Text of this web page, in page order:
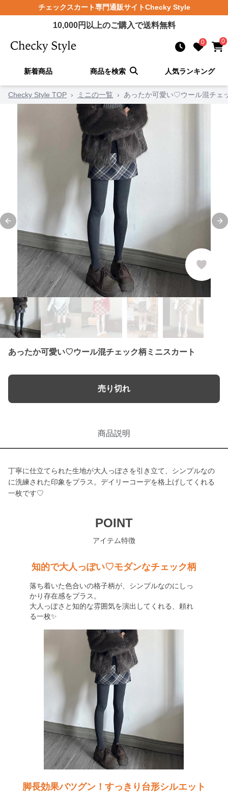
チェックスカート専門通販サイトChecky Style
10,000円以上のご購入で送料無料
0 0
新着商品 商品を検索 人気ランキング
Checky Style TOP › ミニの一覧 › あったか可愛い♡ウール混チェ
Previous slide
あったか可愛い♡ウール混チェック柄ミニスカート
売り切れ
商品説明
丁寧に仕立てられた生地が大人っぽさを引き立て、シンプルなの
に洗練された印象をプラス。デイリーコーデを格上げしてくれる
一枚です♡
POINT
アイテム特徴
知的で大人っぽい♡モダンなチェック柄
落ち着いた色合いの格子柄が、シンプルなのにしっ
かり存在感をプラス。
大人っぽさと知的な雰囲気を演出してくれる、頼れ
る一枚✨
脚長効果バツグン！すっきり台形シルエット